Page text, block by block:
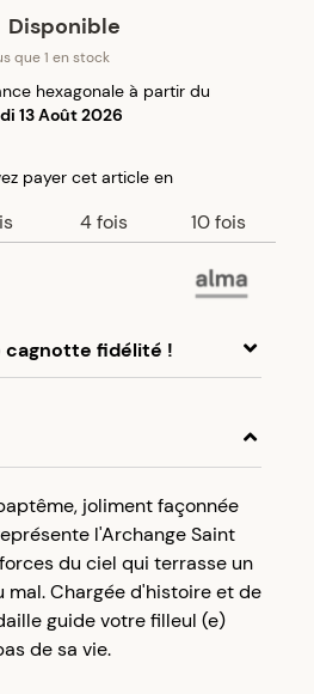
Disponible
que 1 en stock
hexagonale à partir du
13 Août 2026
payer cet articleen
4fois 10fois
cagnotte fidélité !
5% de vos achats dans
sans minimum d’achat.
de fidélité dès votre
à partir de 50€ d’achats.
joliment façonnée
l'Archange Saint
du ciel qui terrasse un
mal. Chargée d'histoire et de
guide votre filleul (e)
de sa vie.